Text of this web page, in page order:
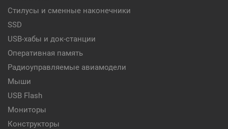
Стилусы и сменные наконечники
SSD
USB-хабы и док-станции
Оперативная память
Радиоуправляемые авиамодели
Мыши
USB Flash
Мониторы
Конструкторы